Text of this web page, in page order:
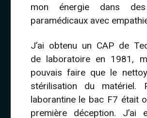
mon énergie dans
paramédicaux avec
J’ai obtenu un CAP de
de laboratoire en 1981,
pouvais faire que le
stérilisation du matériel.
laborantine le bac F7 était
première déception. J’ai